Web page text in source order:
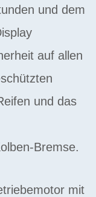
und dem
auf allen
und das
Bremse.
mit